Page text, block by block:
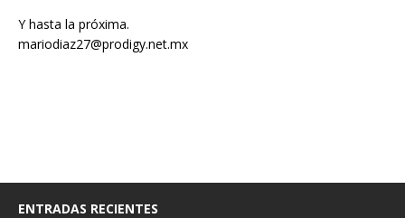
Y hasta la próxima.
mariodiaz27@prodigy.net.mx
ENTRADAS RECIENTES